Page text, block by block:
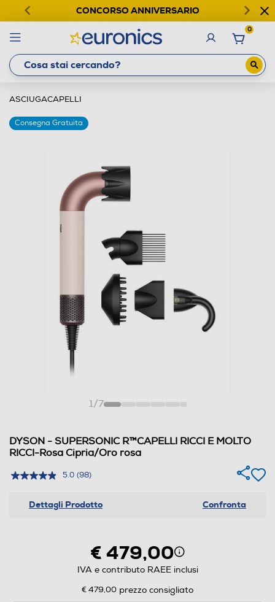
CONCORSO ANNIVERSARIO
0
ASCIUGACAPELLI
Consegna Gratuita
1/7
DYSON - SUPERSONIC R™CAPELLI RICCI E MOLTO
RICCI-Rosa Cipria/Oro rosa
5.0 (98)
Dettagli Prodotto Confronta
€ 479,00
IVA e contributo RAEE inclusi
€ 479,00 prezzo consigliato